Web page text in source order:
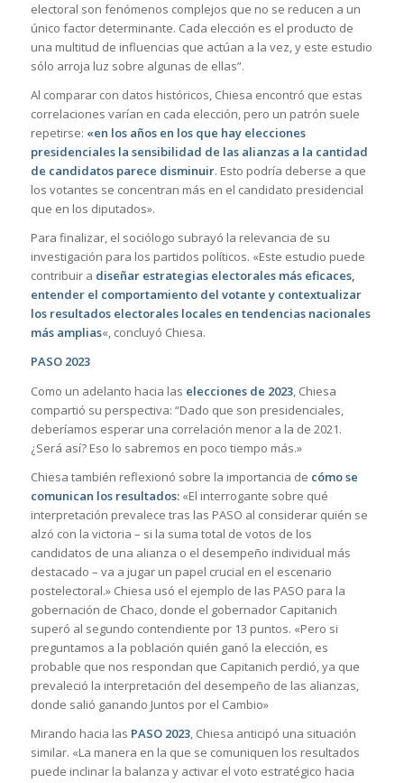
electoral son fenómenos complejos que no se reducen a un
único factor determinante. Cada elección es el producto de
una multitud de influencias que actúan a la vez, y este estudio
sólo arroja luz sobre algunas de ellas”.
Al comparar con datos históricos, Chiesa encontró que estas
correlaciones varían en cada elección, pero un patrón suele
repetirse: «en los años en los que hay elecciones
presidenciales la sensibilidad de las alianzas a la cantidad
de candidatos parece disminuir. Esto podría deberse a que
los votantes se concentran más en el candidato presidencial
que en los diputados».
Para finalizar, el sociólogo subrayó la relevancia de su
investigación para los partidos políticos. «Este estudio puede
contribuir a diseñar estrategias electorales más eficaces,
entender el comportamiento del votante y contextualizar
los resultados electorales locales en tendencias nacionales
más amplias«, concluyó Chiesa.
PASO 2023
Como un adelanto hacia las elecciones de 2023, Chiesa
compartió su perspectiva: “Dado que son presidenciales,
deberíamos esperar una correlación menor a la de 2021.
¿Será así? Eso lo sabremos en poco tiempo más.»
Chiesa también reflexionó sobre la importancia de cómo se
comunican los resultados: «El interrogante sobre qué
interpretación prevalece tras las PASO al considerar quién se
alzó con la victoria – si la suma total de votos de los
candidatos de una alianza o el desempeño individual más
destacado – va a jugar un papel crucial en el escenario
postelectoral.» Chiesa usó el ejemplo de las PASO para la
gobernación de Chaco, donde el gobernador Capitanich
superó al segundo contendiente por 13 puntos. «Pero si
preguntamos a la población quién ganó la elección, es
probable que nos respondan que Capitanich perdió, ya que
prevaleció la interpretación del desempeño de las alianzas,
donde salió ganando Juntos por el Cambio»
Mirando hacia las PASO 2023, Chiesa anticipó una situación
similar. «La manera en la que se comuniquen los resultados
puede inclinar la balanza y activar el voto estratégico hacia